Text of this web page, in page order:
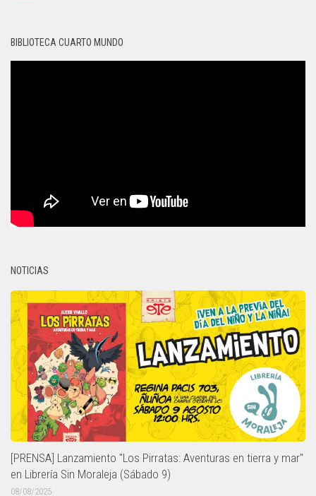
BIBLIOTECA CUARTO MUNDO
NOTICIAS
[PRENSA] Lanzamiento "Los Pirratas: Aventuras en tierra y mar"
en Librería Sin Moraleja (Sábado 9)
08/08/2025